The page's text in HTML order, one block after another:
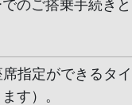
のご搭乗手続きと
指定ができるタイ
す）。